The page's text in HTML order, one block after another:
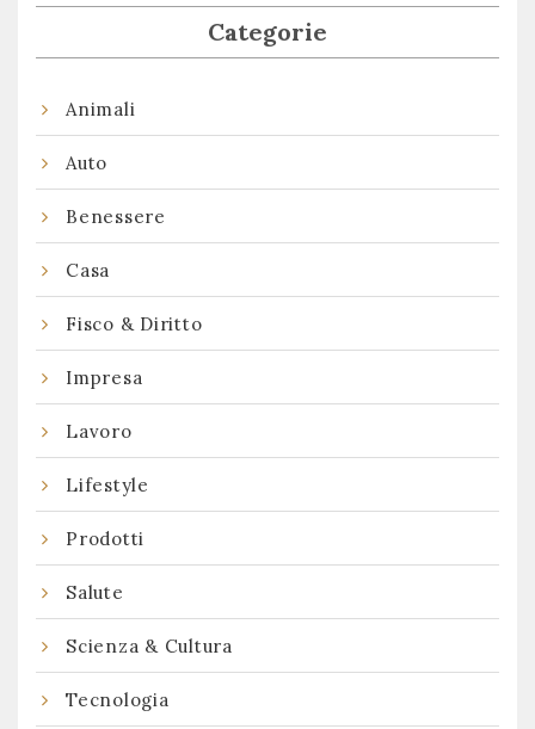
Categorie
Animali
Auto
Benessere
Casa
Fisco & Diritto
Impresa
Lavoro
Lifestyle
Prodotti
Salute
Scienza & Cultura
Tecnologia